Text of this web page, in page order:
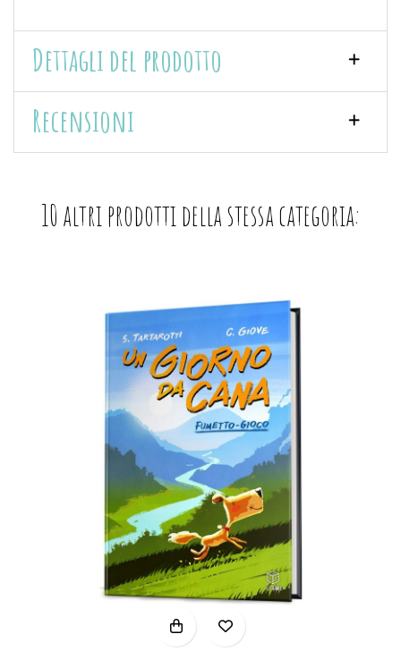
Dettagli del prodotto
Recensioni
10 altri prodotti della stessa categoria: